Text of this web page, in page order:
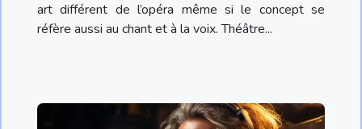
art différent de l’opéra même si le concept se
réfère aussi au chant et à la voix. Théâtre...